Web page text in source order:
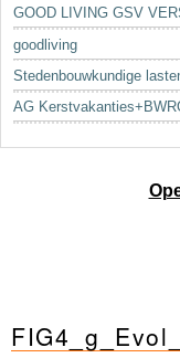
GOOD LIVING GSV
goodliving
Stedenbouwkundige
AG